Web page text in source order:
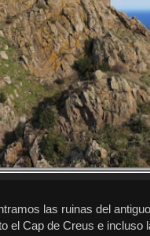
las ruinas del
el Cap de Creus e incluso